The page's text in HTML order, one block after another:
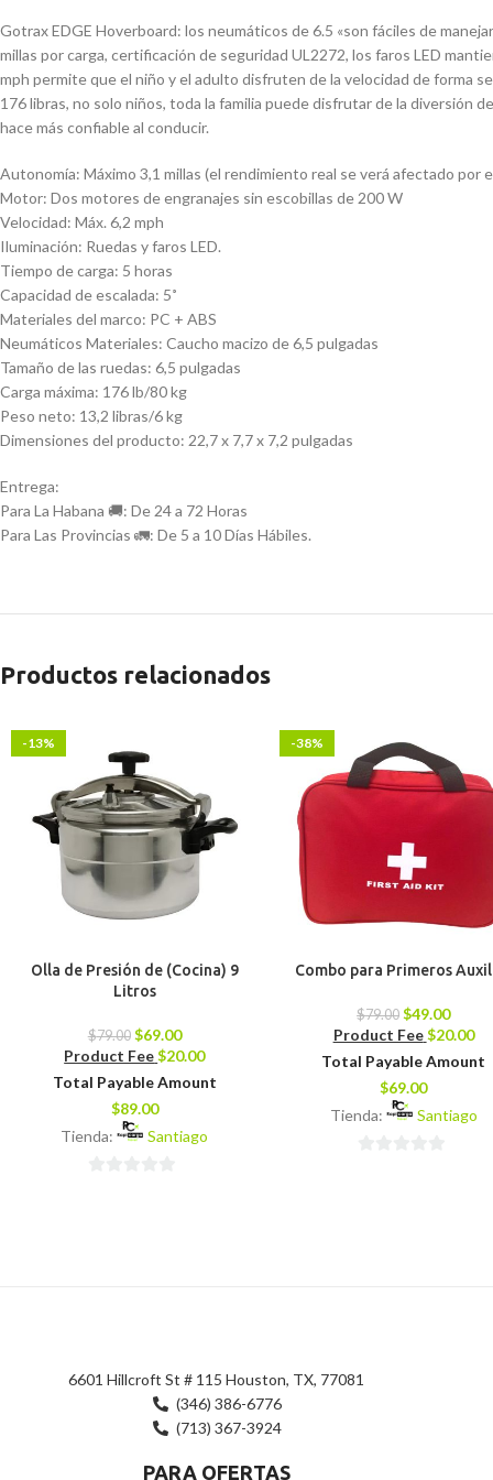
Gotrax EDGE Hoverboard: los neumáticos de 6.5 «son fáciles de
millas por carga, certificación de seguridad UL2272, los faros LED
mph permite que el niño y el adulto disfruten de la velocidad de forma
176 libras, no solo niños, toda la familia puede disfrutar de la diversión
hace más confiable al conducir.
Autonomía: Máximo 3,1 millas (el rendimiento real se verá afectado por
Motor: Dos motores de engranajes sin escobillas de 200 W
Velocidad: Máx. 6,2 mph
Iluminación: Ruedas y faros LED.
Tiempo de carga: 5 horas
Capacidad de escalada: 5˚
Materiales del marco: PC + ABS
Neumáticos Materiales: Caucho macizo de 6,5 pulgadas
Tamaño de las ruedas: 6,5 pulgadas
Carga máxima: 176 lb/80 kg
Peso neto: 13,2 libras/6 kg
Dimensiones del producto: 22,7 x 7,7 x 7,2 pulgadas
Entrega:
Para La Habana 🚚: De 24 a 72 Horas
Para Las Provincias 🚛: De 5 a 10 Días Hábiles.
Productos relacionados
-13%
Olla de Presión de (Cocina) 9
Litros
$79.00 $69.00
Product Fee$20.00
Total Payable Amount
$89.00
Tienda:
Santiago
-38%
Combo para Primeros
$79.00 $49.00
Product Fee $20.00
Total Payable Amount
$69.00
Tienda:
Santiago
6601 Hillcroft St # 115 Houston, TX, 77081
(346) 386-6776
(713) 367-3924
PARA OFERTAS